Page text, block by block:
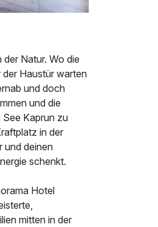
der Natur. Wo die
Haustür warten
und doch
und die
See Kaprun zu
in der
und deinen
schenkt.
Hotel
mitten in der